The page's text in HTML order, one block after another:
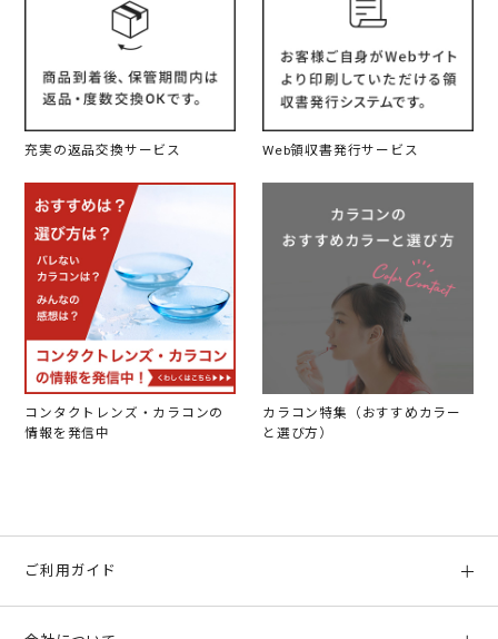
充実の返品交換サービス Web領収書発行サービス
コンタクトレンズ・カラコンの
情報を発信中
カラコン特集（おすすめカラー
と選び方）
ご利用ガイド